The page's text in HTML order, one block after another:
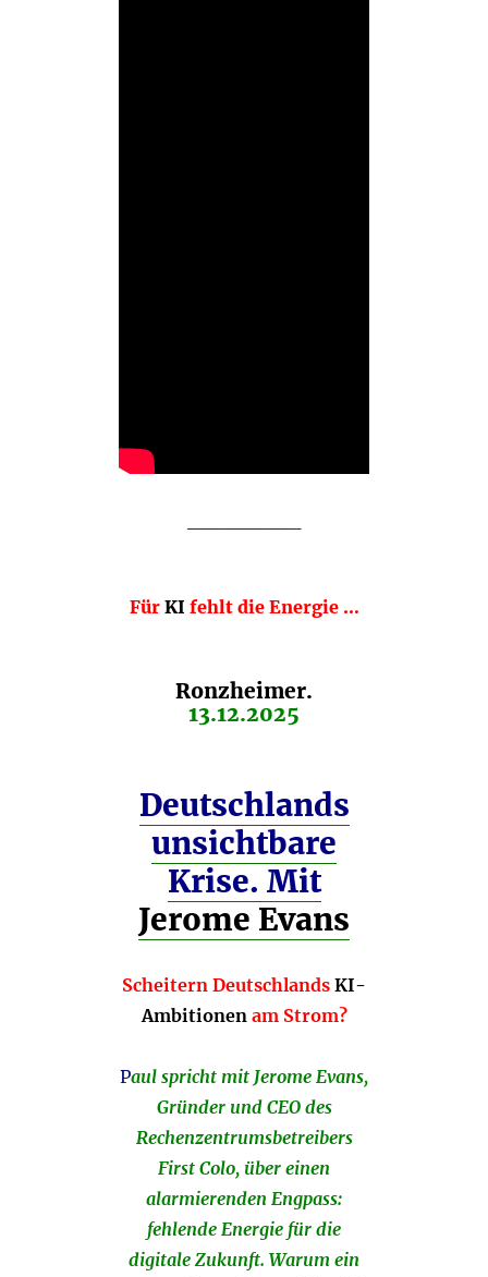
Für KI fehlt die Energie …
Ronzheimer.
13.12.2025
Deutschlands
unsichtbare
Krise. Mit
Jerome Evans
Scheitern Deutschlands KI-
Ambitionenam Strom?
Paul spricht mit Jerome Evans,
Gründer und CEO des
Rechenzentrumsbetreibers
First Colo, über einen
alarmierenden Engpass:
fehlende Energie für die
digitale Zukunft. Warum ein